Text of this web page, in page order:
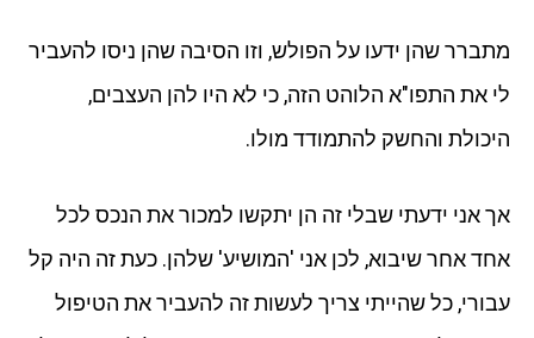
מתברר שהן ידעו על הפולש, וזו הסיבה שהן ניסו להעביר
לי את התפו"א הלוהט הזה, כי לא היו להן העצבים,
היכולת והחשק להתמודד מולו.
אך אני ידעתי שבלי זה הן יתקשו למכור את הנכס לכל
אחד אחר שיבוא, לכן אני 'המושיע' שלהן. כעת זה היה קל
עבורי, כל שהייתי צריך לעשות זה להעביר את הטיפול